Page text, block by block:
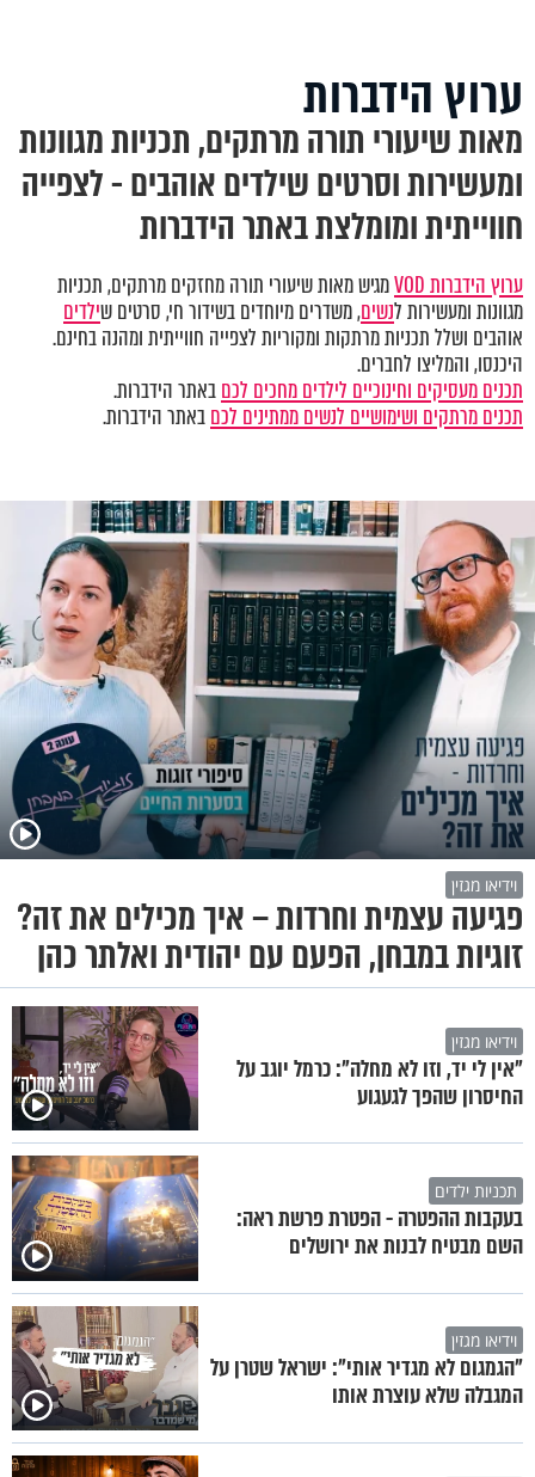
ערוץ הידברות
מאות שיעורי תורה מרתקים, תכניות מגוונות
ומעשירות וסרטים שילדים אוהבים - לצפייה
חווייתית ומומלצת באתר הידברות
ערוץ הידברות VOD
מגיש מאות שיעורי תורה מחזקים מרתקים, תכניות
מגוונות ומעשירות לנשים, משדרים מיוחדים בשידור חי, סרטים שילדים
אוהבים ושלל תכניות מרתקות ומקוריות לצפייה חווייתית ומהנה בחינם.
היכנסו, והמליצו לחברים.
תכנים מעסיקים וחינוכיים לילדים מחכים לכםבאתר הידברות.
תכנים מרתקים ושימושיים לנשים ממתינים לכםבאתר הידברות.
וידיאו מגזין
פגיעה עצמית וחרדות – איך מכילים את זה?
זוגיות במבחן, הפעם עם יהודית ואלתר כהן
וידיאו מגזין
"אין לי יד, וזו לא מחלה": כרמל יוגב על
החיסרון שהפך לגעגוע
תכניות ילדים
בעקבות ההפטרה - הפטרת פרשת ראה:
השם מבטיח לבנות את ירושלים
וידיאו מגזין
"הגמגום לא מגדיר אותי": ישראל שטרן על
המגבלה שלא עוצרת אותו